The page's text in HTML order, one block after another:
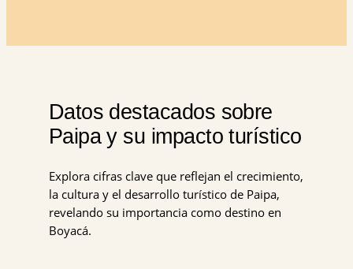
Datos destacados sobre
Paipa y su impacto turístico
Explora cifras clave que reflejan el crecimiento,
la cultura y el desarrollo turístico de Paipa,
revelando su importancia como destino en
Boyacá.